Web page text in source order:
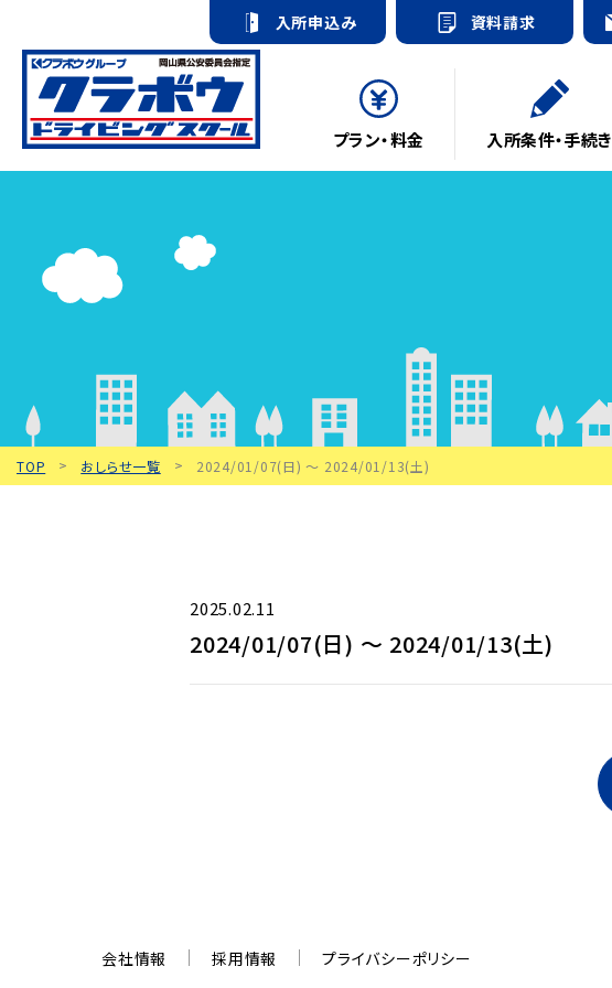
プラン・料金 入所条件・手続き
入所申込み 資料請求
TOP おしらせ一覧 2024/01/07(日) 〜 2024/01/13(土)
2025.02.11
2024/01/07(日) 〜 2024/01/13(土)
会社情報 採用情報 プライバシーポリシー